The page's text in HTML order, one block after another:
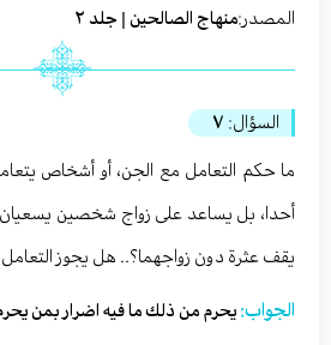
المصدر:منهاج الصالحين | جلد ٢
السؤال: ٧
ما حكم التعامل مع الجن، أو أشخاص
أحدا، بل يساعد على زواج شخصين يسعيان
يقف عثرة دون زواجهما؟.. هل يجوز
الجواب: يحرم من ذلك ما فيه اضرار بمن